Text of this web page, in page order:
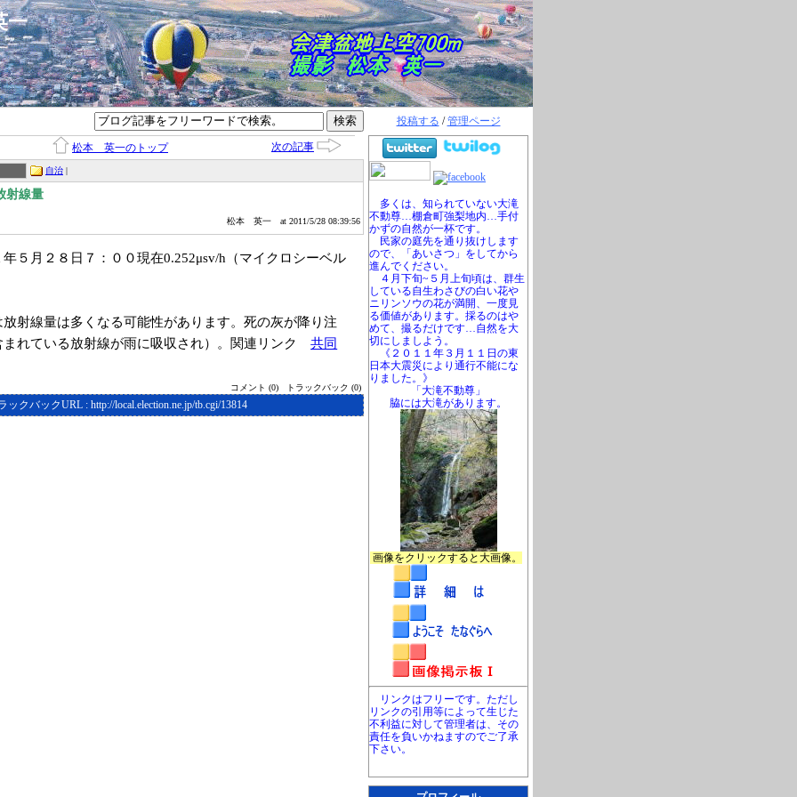
一
投稿する /管理ページ
多くは、知られていない大滝
不動尊…棚倉町強梨地内…手付
かずの自然が一杯です。
民家の庭先を通り抜けします
ので、「あいさつ」をしてから
進んでください。
４月下旬~５月上旬頃は、群生
している自生わさびの白い花や
ニリンソウの花が満開、一度見
る価値があります。採るのはや
めて、撮るだけです…自然を大
切にしましよう。
《２０１１年３月１１日の東
日本大震災により通行不能にな
りました。》
「大滝不動尊」
脇には大滝があります。
画像をクリックすると大画像。
リンクはフリーです。ただし
リンクの引用等によって生じた
不利益に対して管理者は、その
責任を負いかねますのでご了承
下さい。
松本 英一のトップ
次の記事
自治 |
射線量
松本 英一 at 2011/5/28 08:39:56
５月２８日７：００現在0.252μsv/h（マイクロシーベル
射線量は多くなる可能性があります。死の灰が降り注
まれている放射線が雨に吸収され）。関連リンク共同
コメント (0) トラックバック (0)
ックバックURL : http://local.election.ne.jp/tb.cgi/13814